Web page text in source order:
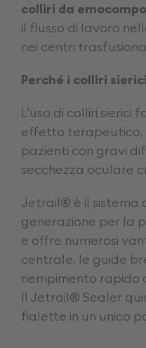
colliri da
il flusso di lavoro
nei centri
Perché i colliri
L’uso di colliri sierici
effetto terapeutico,
pazienti con gravi
secchezza oculare
Jetrail® è il sistema
generazione per la
e offre numerosi
centrale, le guide
riempimento rapido
Il Jetrail® Sealer
fialette in un unico